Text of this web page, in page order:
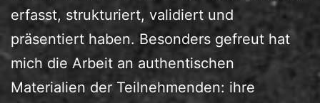
erfasst, strukturiert, validiert und
präsentiert haben. Besonders gefreut hat
mich die Arbeit an authentischen
Materialien der Teilnehmenden: ihre